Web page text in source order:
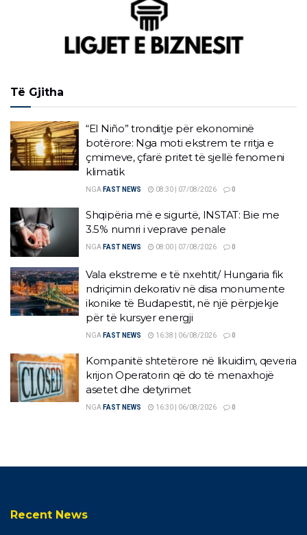
Të Gjitha
“El Niño” tronditje për ekonominë
botërore: Nga moti ekstrem te rritja e
çmimeve, çfarë pritet të sjellë fenomeni
klimatik
NGA FAST NEWS 08:30 | 07/08/2026 0
Shqipëria më e sigurtë, INSTAT: Bie me
3.5% numri i veprave penale
NGA FAST NEWS 08:00 | 07/08/2026 0
Vala ekstreme e të nxehtit/ Hungaria fik
ndriçimin dekorativ në disa monumente
ikonike të Budapestit, në një përpjekje
për të kursyer energji
NGA FAST NEWS 16:38 | 06/08/2026 0
Kompanitë shtetërore në likuidim, qeveria
krijon Operatorin që do të menaxhojë
asetet dhe detyrimet
NGA FAST NEWS 16:30 | 06/08/2026 0
Recent News